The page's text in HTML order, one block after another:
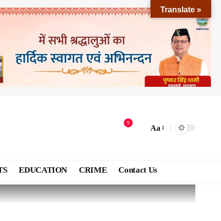
9
Aa
EDUCATION CRIME Contact Us
Translate »